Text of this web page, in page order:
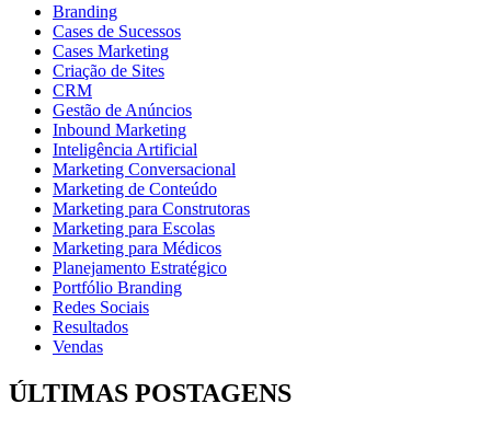
Branding
Cases de Sucessos
Cases Marketing
Criação de Sites
CRM
Gestão de Anúncios
Inbound Marketing
Inteligência Artificial
Marketing Conversacional
Marketing de Conteúdo
Marketing para Construtoras
Marketing para Escolas
Marketing para Médicos
Planejamento Estratégico
Portfólio Branding
Redes Sociais
Resultados
Vendas
ÚLTIMAS POSTAGENS